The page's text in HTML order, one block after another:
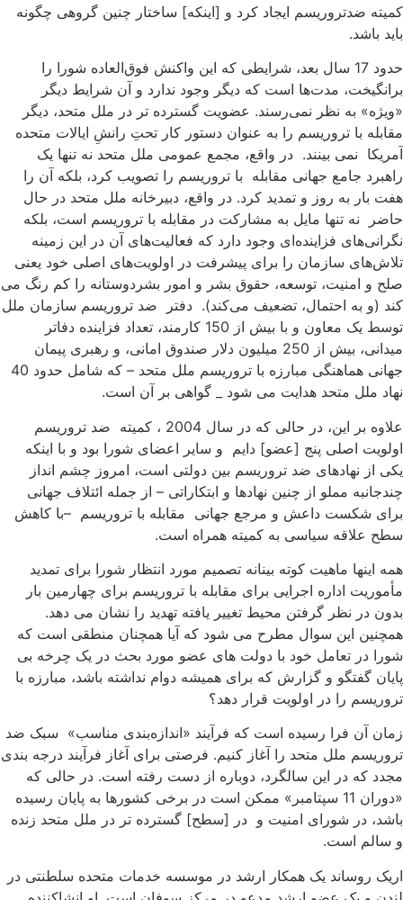
ضدتروریسم ایجاد کرد و [اینکه] ساختار چنین گروهی چگونه
باشد.
حدود 17 سال بعد، شرایطی که این واکنش فوق‌العاده شورا را
مدت‌ها است که دیگر وجود ندارد و آن شرایط دیگر
به نظر نمی‌رسند. عضویت گسترده تر در ملل متحد، دیگر
با تروریسم را به عنوان دستور کار تحتِ رانشِ ایالات متحده
نمی بینند. در واقع، مجمع عمومی ملل متحد نه تنها یک
جامع جهانی مقابله با تروریسم را تصویب کرد، بلکه آن را
بار به روز و تمدید کرد. در واقع، دبیرخانه ملل متحد در حال
نه تنها مایل به مشارکت در مقابله با تروریسم است، بلکه
فزاینده‌ای وجود دارد که فعالیت‌های آن در این زمینه
سازمان را برای پیشرفت در اولویت‌های اصلی خود یعنی
و امنیت، توسعه، حقوق بشر و امور بشردوستانه را کم رنگ می
(و به احتمال، تضعیف می‌کند). دفتر ضد تروریسم سازمان ملل
توسط یک معاون و با بیش از 150 کارمند، تعداد فزاینده دفاتر
میدانی، بیش از 250 میلیون دلار صندوق امانی، و رهبری پیمان
جهانی هماهنگی مبارزه با تروریسم ملل متحد – که شامل حدود 40
ملل متحد هدایت می شود _ گواهی بر آن است.
علاوه بر این، در حالی که در سال 2004 ، کمیته ضد تروریسم
اصلی پنج [عضو] دایم و سایر اعضای شورا بود و با اینکه
از نهادهای ضد تروریسم بین دولتی است، امروز چشم انداز
مملو از چنین نهادها و ابتکاراتی – از جمله ائتلاف جهانی
شکست داعش و مرجع جهانی مقابله با تروریسم –با کاهش
علاقه سیاسی به کمیته همراه است.
اینها ماهیت کوته بینانه تصمیم مورد انتظار شورا برای تمدید
اداره اجرایی برای مقابله با تروریسم برای چهارمین بار
در نظر گرفتن محیط تغییر یافته تهدید را نشان می دهد.
این سوال مطرح می شود که آیا همچنان منطقی است که
در تعامل خود با دولت های عضو مورد بحث در یک چرخه بی
گفتگو و گزارش که برای همیشه دوام نداشته باشد، مبارزه با
را در اولویت قرار دهد؟
آن فرا رسیده است که فرآیند «اندازه‌بندی مناسب» سبک ضد
ملل متحد را آغاز کنیم. فرصتی برای آغاز فرآیند درجه بندی
که در این سالگرد، دوباره از دست رفته است. در حالی که
«دوران 11 سپتامبر» ممکن است در برخی کشورها به پایان رسیده
در شورای امنیت و در [سطح] گسترده تر در ملل متحد زنده
سالم است.
روساند یک همکار ارشد در موسسه خدمات متحده سلطنتی در